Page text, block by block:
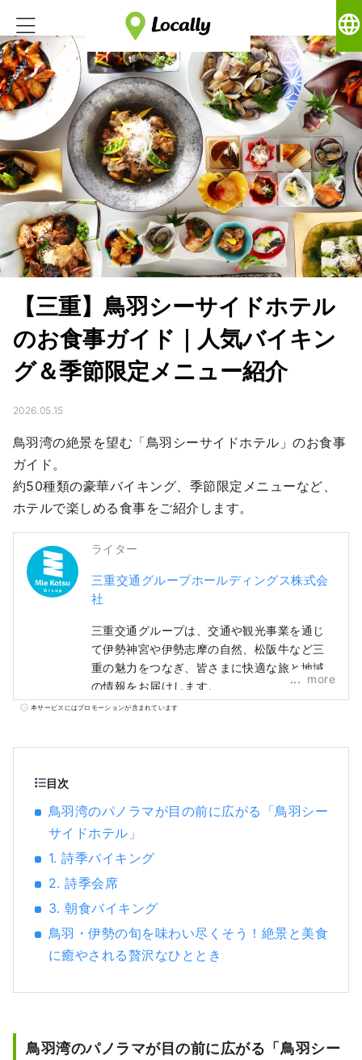
language
【三重】鳥羽シーサイドホテル
のお食事ガイド｜人気バイキン
グ＆季節限定メニュー紹介
2026.05.15
鳥羽湾の絶景を望む「鳥羽シーサイドホテル」のお食事
ガイド。
約50種類の豪華バイキング、季節限定メニューなど、
ホテルで楽しめる食事をご紹介します。
ライター
三重交通グループホールディングス株式会
社
三重交通グループは、交通や観光事業を通じ
て伊勢神宮や伊勢志摩の自然、松阪牛など三
重の魅力をつなぎ、皆さまに快適な旅と地域
の情報をお届けします。
more
本サービスにはプロモーションが含まれています
目次
鳥羽湾のパノラマが目の前に広がる「鳥羽シー
サイドホテル」
1. 詩季バイキング
2. 詩季会席
3. 朝食バイキング
鳥羽・伊勢の旬を味わい尽くそう！絶景と美食
に癒やされる贅沢なひととき
鳥羽湾のパノラマが目の前に広がる「鳥羽シー